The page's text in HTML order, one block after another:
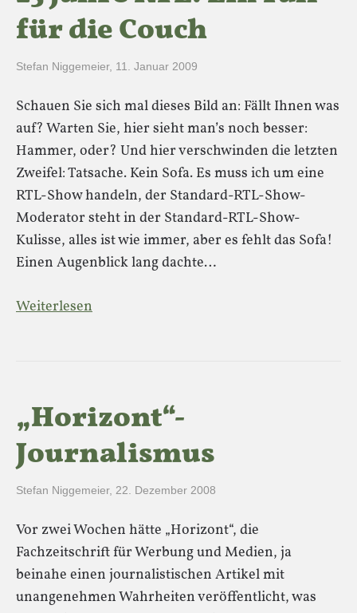
für die Couch
Stefan Niggemeier, 11. Januar 2009
Schauen Sie sich mal dieses Bild an: Fällt Ihnen was
auf? Warten Sie, hier sieht man’s noch besser:
Hammer, oder? Und hier verschwinden die letzten
Zweifel: Tatsache. Kein Sofa. Es muss ich um eine
RTL-Show handeln, der Standard-RTL-Show-
Moderator steht in der Standard-RTL-Show-
Kulisse, alles ist wie immer, aber es fehlt das Sofa!
Einen Augenblick lang dachte…
Weiterlesen
„Horizont“-
Journalismus
Stefan Niggemeier, 22. Dezember 2008
Vor zwei Wochen hätte „Horizont“, die
Fachzeitschrift für Werbung und Medien, ja
beinahe einen journalistischen Artikel mit
unangenehmen Wahrheiten veröffentlicht, was